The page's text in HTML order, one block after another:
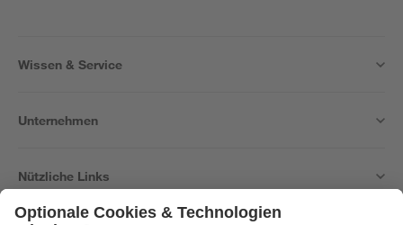
Wissen & Service
Unternehmen
Nützliche Links